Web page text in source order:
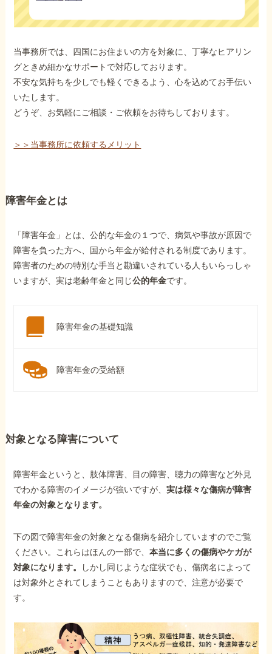
当事務所では、四国にお住まいの方を対象に、丁寧なヒアリン
グときめ細かなサポートで対応しております。
不安な気持ちを少しでも軽くできるよう、心を込めてお手伝い
いたします。
どうぞ、お気軽にご相談・ご依頼をお待ちしております。
＞＞当事務所に依頼するメリット
障害年金とは
「障害年金」とは、公的な年金の１つで、病気や事故が原因で
障害を負った方へ、国から年金が給付される制度であります。
障害者のための特別な手当と勘違いされている人もいらっしゃ
いますが、実は老齢年金と同じ公的年金です。
障害年金の基礎知識
障害年金の受給額
対象となる障害について
障害年金というと、肢体障害、目の障害、聴力の障害など外見
でわかる障害のイメージが強いですが、実は様々な傷病が障害
年金の対象となります。
下の図で障害年金の対象となる傷病を紹介していますのでご覧
ください。これらはほんの一部で、本当に多くの傷病やケガが
対象になります。
しかし同じような症状でも、傷病名によって
は対象外とされてしまうこともありますので、注意が必要で
す。